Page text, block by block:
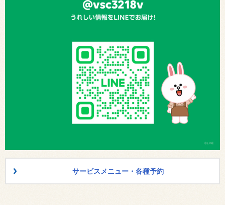
サービスメニュー・各種予約